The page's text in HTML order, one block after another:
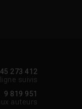
45 273 412
suivis
9 819 951
auteurs